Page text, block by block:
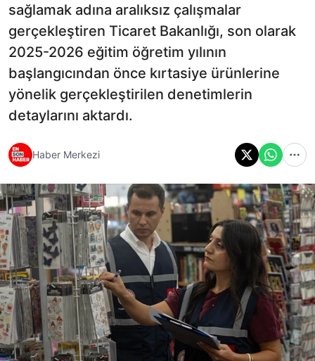
sağlamak adına aralıksız çalışmalar
gerçekleştiren Ticaret Bakanlığı, son olarak
2025-2026 eğitim öğretim yılının
başlangıcından önce kırtasiye ürünlerine
yönelik gerçekleştirilen denetimlerin
detaylarını aktardı.
Haber Merkezi